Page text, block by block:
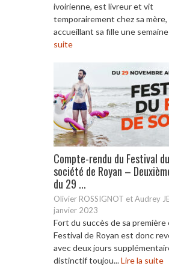
ivoirienne, est livreur et vit
temporairement chez sa mère,
accueillant sa fille une semaine
suite
Compte-rendu du Festival
société de Royan –
du 29 ...
Olivier ROSSIGNOT et Audrey
janvier 2023
Fort du succès de sa première
Festival de Royan est donc
avec deux jours
distinctif toujou...Lire la suite